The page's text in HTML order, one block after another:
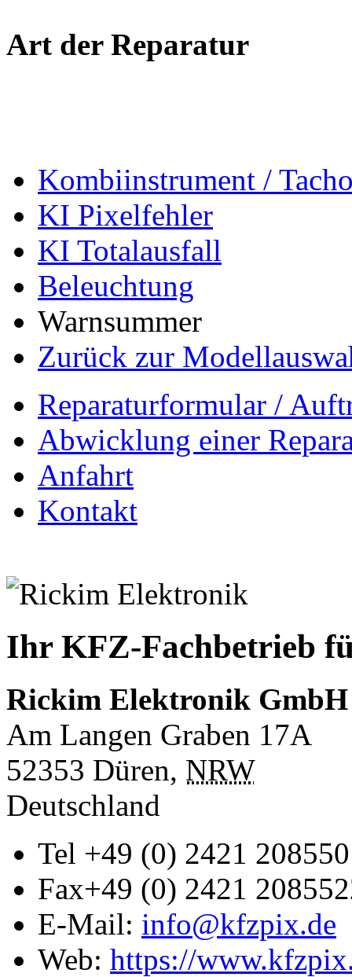
Art der Reparatur
Kombiinstrument /
KI Pixelfehler
KI Totalausfall
Beleuchtung
Warnsummer
Zurück zur
Reparaturformular /
Abwicklung einer
Anfahrt
Kontakt
Ihr KFZ-Fachbetrieb
Rickim Elektronik GmbH
Am Langen Graben 17A
52353 Düren, NRW
Deutschland
Tel +49 (0) 2421 208550
Fax+49 (0) 2421
E-Mail: info@kfzpix.de
Web: https://